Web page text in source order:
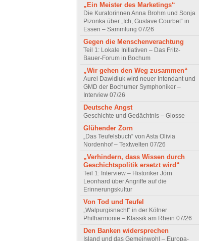
„Ein Meister des Marketings“
Die Kuratorinnen Anna Brohm und Sonja
Pizonka über „Ich, Gustave Courbet“ in
Essen – Sammlung 07/26
Gegen die Menschenverachtung
Teil 1: Lokale Initiativen – Das Fritz-
Bauer-Forum in Bochum
„Wir gehen den Weg zusammen“
Aurel Dawidiuk wird neuer Intendant und
GMD der Bochumer Symphoniker –
Interview 07/26
Deutsche Angst
Geschichte und Gedächtnis – Glosse
Glühender Zorn
„Das Teufelsbuch“ von Asta Olivia
Nordenhof – Textwelten 07/26
„Verhindern, dass Wissen durch
Geschichtspolitik ersetzt wird“
Teil 1: Interview – Historiker Jörn
Leonhard über Angriffe auf die
Erinnerungskultur
Von Tod und Teufel
„Walpurgisnacht“ in der Kölner
Philharmonie – Klassik am Rhein 07/26
Den Banken widersprechen
Island und das Gemeinwohl – Europa-